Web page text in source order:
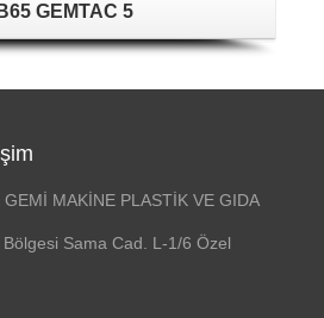
GEMTAC 5
MAKİNE PLASTİK VE GIDA
Sama Cad. L-1/6 Özel